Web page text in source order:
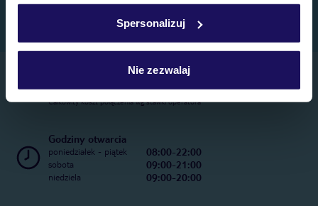
Spersonalizuj
Nie zezwalaj
Telefoniczne Centrum Rezerwacji
22 270 31 20
Całkowity koszt połączenia wg stawki operatora
Godziny otwarcia
poniedziałek - piątek 08:00-22:00
sobota 09:00-21:00
niedziela 09:00-20:00